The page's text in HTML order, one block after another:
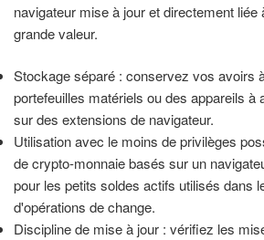
navigateur mise à jour et directement liée
grande valeur.
Stockage séparé : conservez vos avoirs
portefeuilles matériels ou des appareils à
sur des extensions de navigateur.
Utilisation avec le moins de privilèges
de crypto-monnaie basés sur un
pour les petits soldes actifs utilisés dans
d'opérations de change.
Discipline de mise à jour : vérifiez les